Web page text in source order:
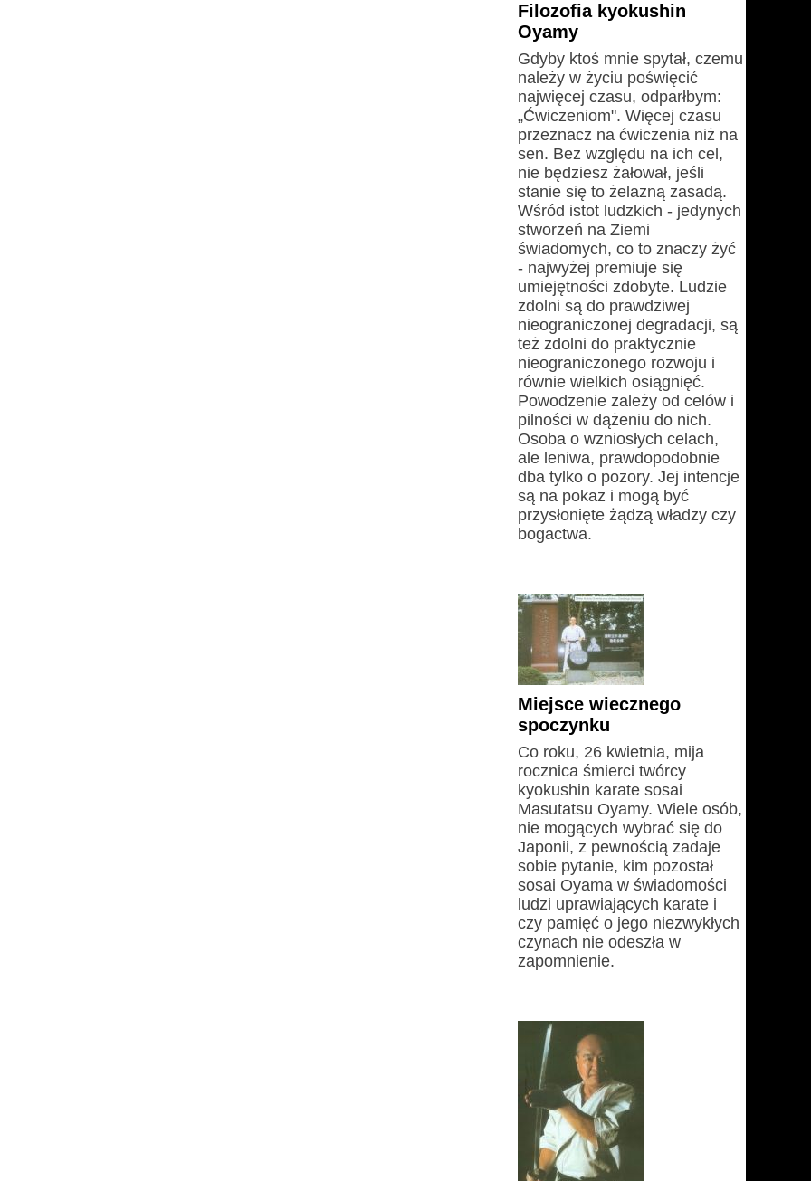
Filozofia kyokushin
Oyamy
Gdyby ktoś mnie spytał, czemu
należy w życiu poświęcić
najwięcej czasu, odparłbym:
„Ćwiczeniom". Więcej czasu
przeznacz na ćwiczenia niż na
sen. Bez względu na ich cel,
nie będziesz żałował, jeśli
stanie się to żelazną zasadą.
Wśród istot ludzkich - jedynych
stworzeń na Ziemi
świadomych, co to znaczy żyć
- najwyżej premiuje się
umiejętności zdobyte. Ludzie
zdolni są do prawdziwej
nieograniczonej degradacji, są
też zdolni do praktycznie
nieograniczonego rozwoju i
równie wielkich osiągnięć.
Powodzenie zależy od celów i
pilności w dążeniu do nich.
Osoba o wzniosłych celach,
ale leniwa, prawdopodobnie
dba tylko o pozory. Jej intencje
są na pokaz i mogą być
przysłonięte żądzą władzy czy
bogactwa.
Miejsce wiecznego
spoczynku
Co roku, 26 kwietnia, mija
rocznica śmierci twórcy
kyokushin karate sosai
Masutatsu Oyamy. Wiele osób,
nie mogących wybrać się do
Japonii, z pewnością zadaje
sobie pytanie, kim pozostał
sosai Oyama w świadomości
ludzi uprawiających karate i
czy pamięć o jego niezwykłych
czynach nie odeszła w
zapomnienie.